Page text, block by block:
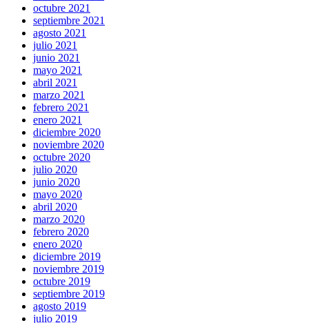
octubre 2021
septiembre 2021
agosto 2021
julio 2021
junio 2021
mayo 2021
abril 2021
marzo 2021
febrero 2021
enero 2021
diciembre 2020
noviembre 2020
octubre 2020
julio 2020
junio 2020
mayo 2020
abril 2020
marzo 2020
febrero 2020
enero 2020
diciembre 2019
noviembre 2019
octubre 2019
septiembre 2019
agosto 2019
julio 2019